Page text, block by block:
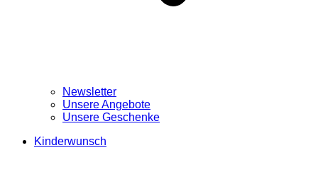
Newsletter
Unsere Angebote
Unsere Geschenke
Kinderwunsch